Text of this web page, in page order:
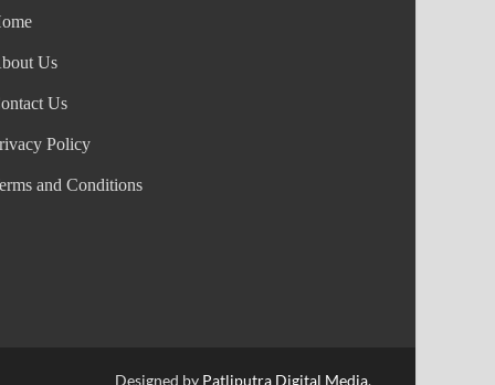
Us
Us
Policy
and Conditions
Designed by Patliputra Digital Media.